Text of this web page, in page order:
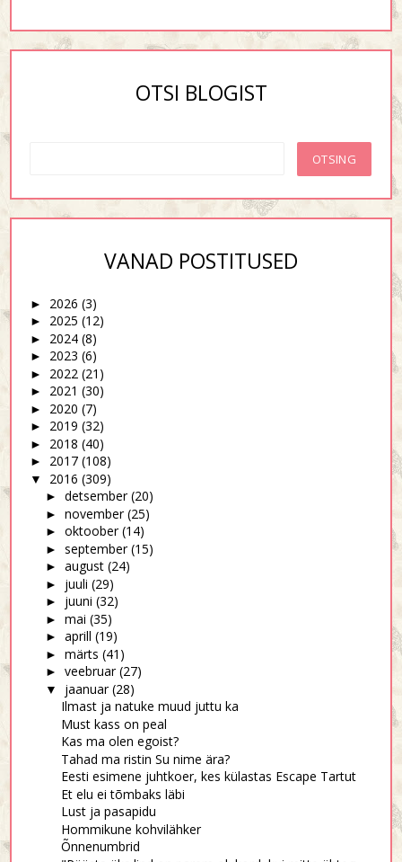
OTSI BLOGIST
VANAD POSTITUSED
► 2026 (3)
► 2025 (12)
► 2024 (8)
► 2023 (6)
► 2022 (21)
► 2021 (30)
► 2020 (7)
► 2019 (32)
► 2018 (40)
► 2017 (108)
▼ 2016 (309)
► detsember (20)
► november (25)
► oktoober (14)
► september (15)
► august (24)
► juuli (29)
► juuni (32)
► mai (35)
► aprill (19)
► märts (41)
► veebruar (27)
▼ jaanuar (28)
Ilmast ja natuke muud juttu ka
Must kass on peal
Kas ma olen egoist?
Tahad ma ristin Su nime ära?
Eesti esimene juhtkoer, kes külastas Escape Tartut
Et elu ei tõmbaks läbi
Lust ja pasapidu
Hommikune kohvilähker
Õnnenumbrid